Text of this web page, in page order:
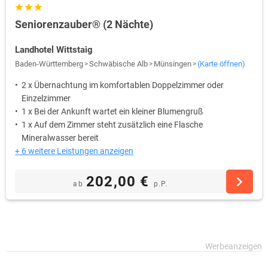
Seniorenzauber® (2 Nächte)
Landhotel Wittstaig
Baden-Württemberg Schwäbische Alb Münsingen (Karte öffnen)
2 x Übernachtung im komfortablen Doppelzimmer oder
Einzelzimmer
1 x Bei der Ankunft wartet ein kleiner Blumengruß
1 x Auf dem Zimmer steht zusätzlich eine Flasche
Mineralwasser bereit
+ 6 weitere Leistungen anzeigen
ab 202,00 € p.P.